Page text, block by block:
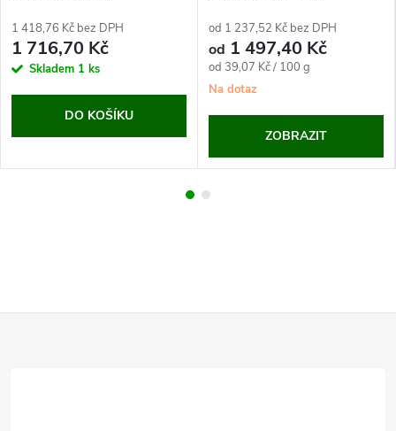
1 418,76 Kč bez DPH
1 716,70 Kč
Skladem 1 ks
DO KOŠÍKU
od 1 237,52 Kč bez DPH
od 1 497,40 Kč
Měrná
cena:
od 39,07 Kč / 100 g
Na dotaz
ZOBRAZIT